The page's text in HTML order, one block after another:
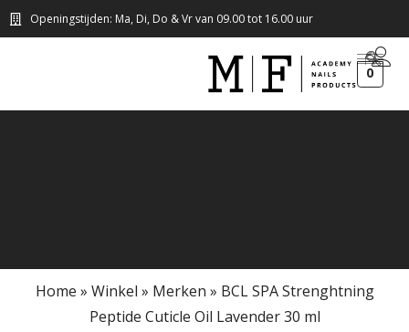
Openingstijden: Ma, Di, Do & Vr van 09.00 tot 16.00 uur
0
Home » Winkel » Merken » BCL SPA Strenghtning
Peptide Cuticle Oil Lavender 30 ml